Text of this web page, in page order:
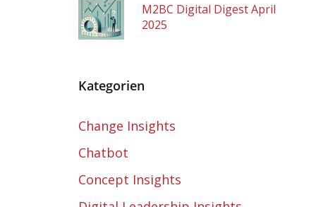
und darüber hinaus
M2BC Digital Digest April
2025
Kategorien
Change Insights
Chatbot
Concept Insights